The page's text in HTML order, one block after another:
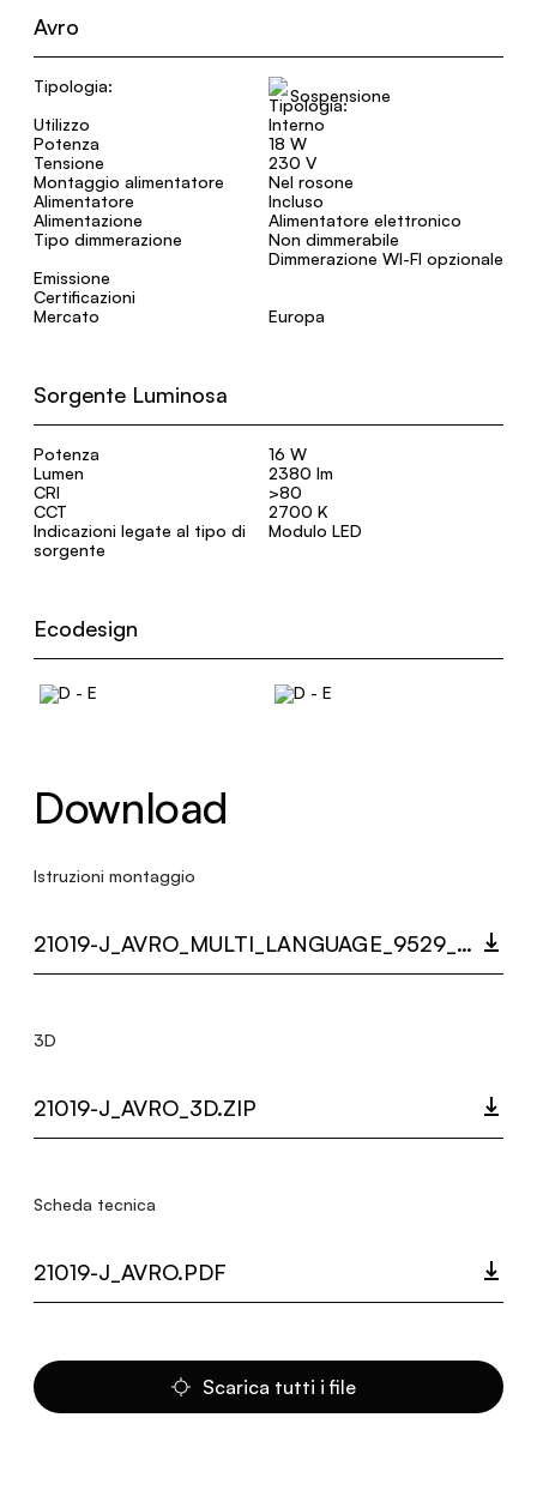
Avro
Tipologia:
Sospensione
Utilizzo
Interno
Potenza
18 W
Tensione
230 V
Montaggio alimentatore
Nel rosone
Alimentatore
Incluso
Alimentazione
Alimentatore elettronico
Tipo dimmerazione
Non dimmerabile
Dimmerazione WI-FI opzionale
Emissione
Certificazioni
Mercato
Europa
Sorgente Luminosa
Potenza
16 W
Lumen
2380 lm
CRI
>80
CCT
2700 K
Indicazioni legate al tipo di
sorgente
Modulo LED
Ecodesign
Download
Istruzioni montaggio
21019-J_AVRO_MULTI_LANGUAGE_9529_INST.PDF
3D
21019-J_AVRO_3D.ZIP
Scheda tecnica
21019-J_AVRO.PDF
Scarica tutti i file